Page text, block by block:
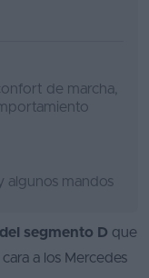
de marcha,
algunos mandos
segmento D que
a los Mercedes